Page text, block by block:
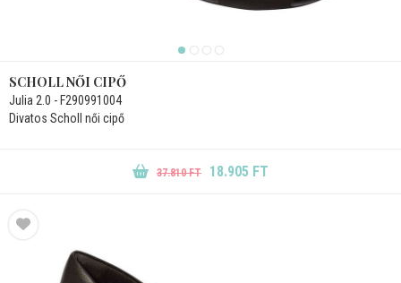
SCHOLL NŐI CIPŐ
Julia 2.0 - F290991004
Divatos Scholl női cipő
37.810 FT 18.905 FT